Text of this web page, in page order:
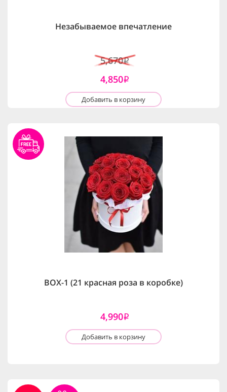
Незабываемое впечатление
5,670i
4,850i
Добавить в корзину
BOX-1 (21 красная роза в коробке)
4,990i
Добавить в корзину